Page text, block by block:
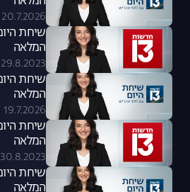
20.7.2026
המלאה
29.8.2023
המלאה
19.7.2026
המלאה
30.8.2023
המלאה